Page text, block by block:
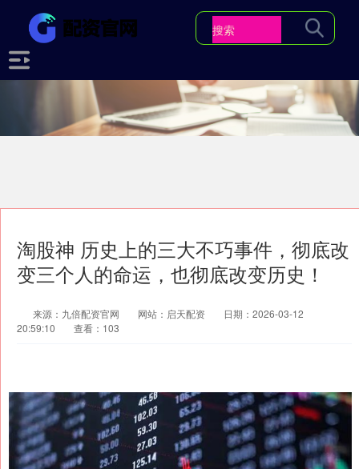
淘股神 历史上的三大不巧事件，彻底改
变三个人的命运，也彻底改变历史！
来源：九倍配资官网 网站：启天配资
日期：2026-03-12
20:59:10
查看：103